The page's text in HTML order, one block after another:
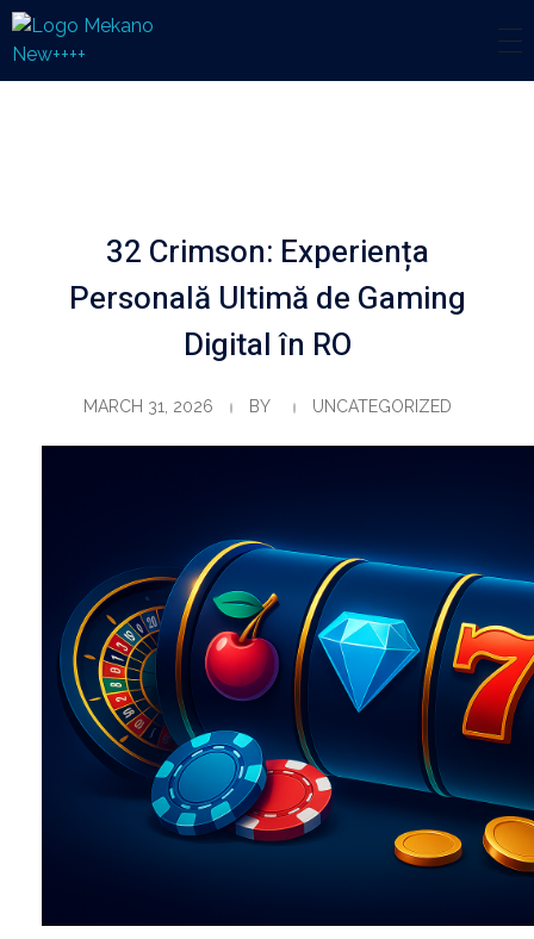
Mekano
Engineering Solution
32 Crimson: Experiența
Personală Ultimă de Gaming
Digital în RO
MARCH 31, 2026 BY UNCATEGORIZED